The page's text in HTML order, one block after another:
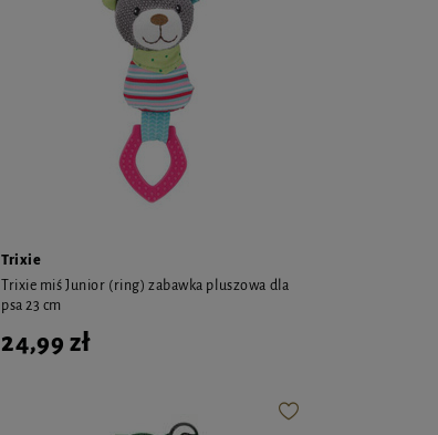
Trixie
Trixie miś Junior (ring) zabawka pluszowa dla
psa 23 cm
24,99 zł